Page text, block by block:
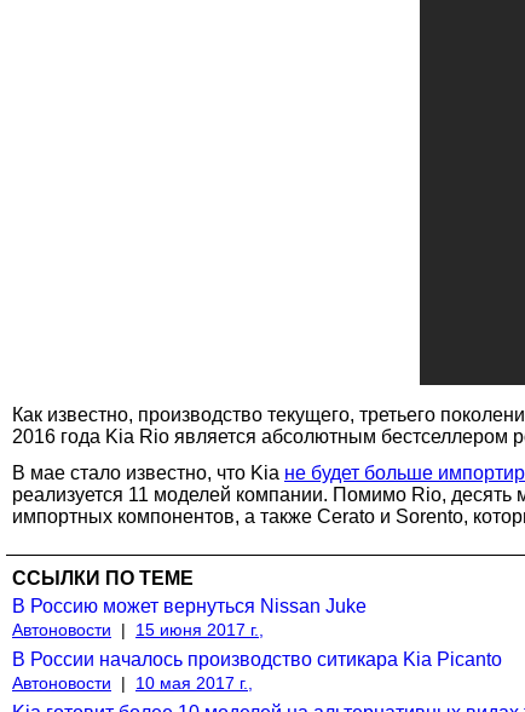
Как известно, производство текущего, третьего
2016 года Kia Rio является абсолютным бестселлером
В мае стало известно, что Kia не будет больше
реализуется 11 моделей компании. Помимо Rio,
импортных компонентов, а также Cerato и Sorento,
ССЫЛКИ ПО ТЕМЕ
В Россию может вернуться Nissan Juke
Автоновости | 15 июня 2017 г.,
В России началось производство ситикара Kia Picanto
Автоновости | 10 мая 2017 г.,